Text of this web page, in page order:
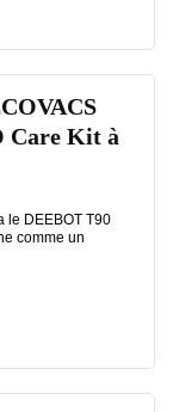
Care Kit à
le DEEBOT T90
comme un